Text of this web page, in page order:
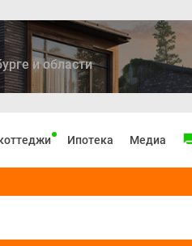
и области
Ипотека Медиа